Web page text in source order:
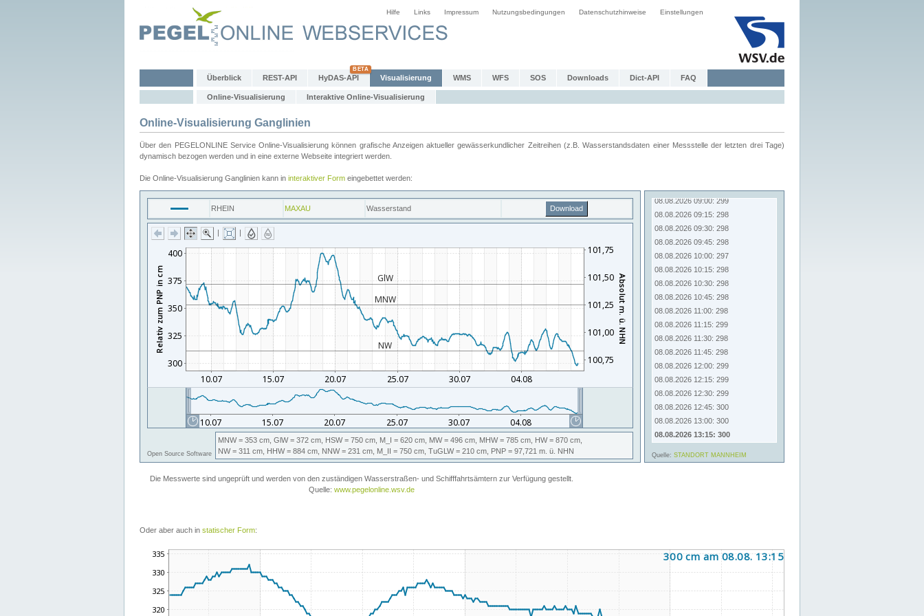
Hilfe Links Impressum Nutzungsbedingungen Datenschutzhinweise Einstellungen
Überblick REST-API HyDAS-API Visualisierung WMS WFS SOS Downloads Dict-API FAQ
Online-Visualisierung Interaktive Online-Visualisierung
Online-Visualisierung Ganglinien
Über den PEGELONLINE Service Online-Visualisierung können grafische Anzeigen aktueller gewässerkundlicher Zeitreihen (z.B. Wasserstandsdaten einer Messstelle der letzten drei Tage)
dynamisch bezogen werden und in eine externe Webseite integriert werden.
Die Online-Visualisierung Ganglinien kann in interaktiver Form eingebettet werden:
Oder aber auch in statischer Form: